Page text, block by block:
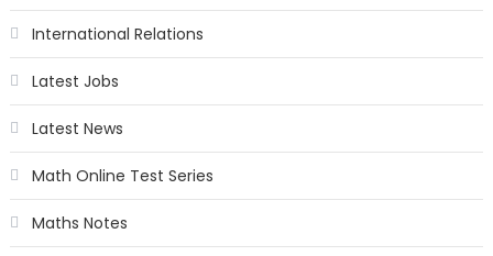
International Relations
Latest Jobs
Latest News
Math Online Test Series
Maths Notes